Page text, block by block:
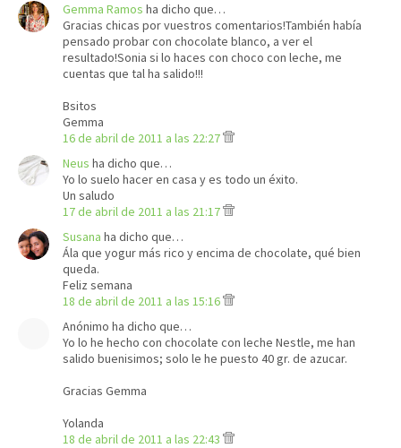
Gemma Ramos ha dicho que…
Gracias chicas por vuestros comentarios!También había
pensado probar con chocolate blanco, a ver el
resultado!Sonia si lo haces con choco con leche, me
cuentas que tal ha salido!!!
Bsitos
Gemma
16 de abril de 2011 a las 22:27
Neus ha dicho que…
Yo lo suelo hacer en casa y es todo un éxito.
Un saludo
17 de abril de 2011 a las 21:17
Susana ha dicho que…
Ála que yogur más rico y encima de chocolate, qué bien
queda.
Feliz semana
18 de abril de 2011 a las 15:16
Anónimo ha dicho que…
Yo lo he hecho con chocolate con leche Nestle, me han
salido buenisimos; solo le he puesto 40 gr. de azucar.
Gracias Gemma
Yolanda
18 de abril de 2011 a las 22:43